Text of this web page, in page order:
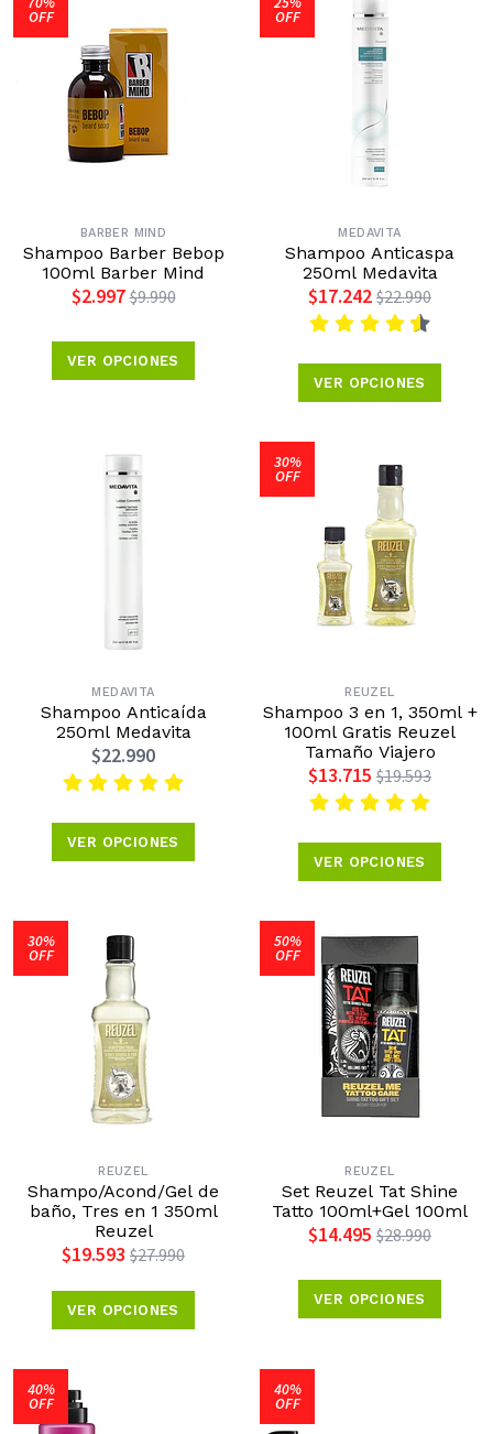
OFF
BARBER MIND
Shampoo Barber Bebop
100ml Barber Mind
$2.997 $9.990
VER OPCIONES
OFF
MEDAVITA
Shampoo Anticaspa
250ml Medavita
$17.242 $22.990
VER OPCIONES
MEDAVITA
Shampoo Anticaída
250ml Medavita
$22.990
VER OPCIONES
30%
OFF
REUZEL
Shampoo 3 en 1, 350ml +
100ml Gratis Reuzel
Tamaño Viajero
$13.715 $19.593
VER OPCIONES
30%
OFF
REUZEL
Shampo/Acond/Gel de
baño, Tres en 1 350ml
Reuzel
$19.593 $27.990
VER OPCIONES
50%
OFF
REUZEL
Set Reuzel Tat Shine
Tatto 100ml+Gel 100ml
$14.495 $28.990
VER OPCIONES
40%
OFF
40%
OFF